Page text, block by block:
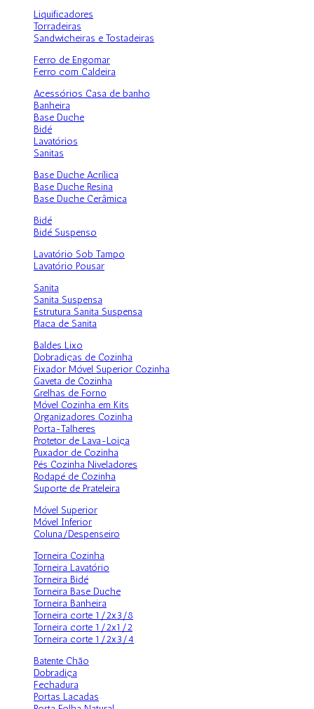
Liquificadores
Torradeiras
Sandwicheiras e Tostadeiras
Ferro de Engomar
Ferro com Caldeira
Acessórios Casa de banho
Banheira
Base Duche
Bidé
Lavatórios
Sanitas
Base Duche Acrílica
Base Duche Resina
Base Duche Cerâmica
Bidé
Bidé Suspenso
Lavatório Sob Tampo
Lavatório Pousar
Sanita
Sanita Suspensa
Estrutura Sanita Suspensa
Placa de Sanita
Baldes Lixo
Dobradiças de Cozinha
Fixador Móvel Superior Cozinha
Gaveta de Cozinha
Grelhas de Forno
Móvel Cozinha em Kits
Organizadores Cozinha
Porta-Talheres
Protetor de Lava-Loiça
Puxador de Cozinha
Pés Cozinha Niveladores
Rodapé de Cozinha
Suporte de Prateleira
Móvel Superior
Móvel Inferior
Coluna/Despenseiro
Torneira Cozinha
Torneira Lavatório
Torneira Bidé
Torneira Base Duche
Torneira Banheira
Torneira corte 1/2x3/8
Torneira corte 1/2x1/2
Torneira corte 1/2x3/4
Batente Chão
Dobradiça
Fechadura
Portas Lacadas